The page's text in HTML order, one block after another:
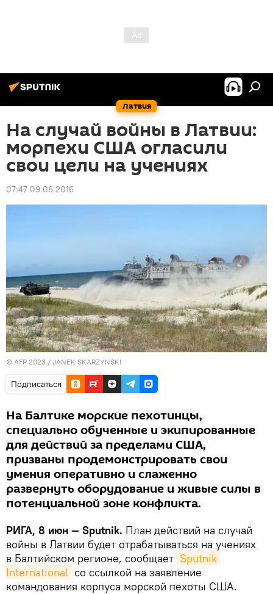
Латвия
На случай войны в Латвии:
морпехи США огласили
свои цели на учениях
07:47 09.06.2016
© AFP 2023 / JANEK SKARZYNSKI
Подписаться
На Балтике морские пехотинцы,
специально обученные и экипированные
для действий за пределами США,
призваны продемонстрировать свои
умения оперативно и слаженно
развернуть оборудование и живые силы в
потенциальной зоне конфликта.
РИГА, 8 июн — Sputnik. План действий на случай
войны в Латвии будет отрабатываться на учениях
в Балтийском регионе, сообщает Sputnik
International со ссылкой на заявление
командования корпуса морской пехоты США.